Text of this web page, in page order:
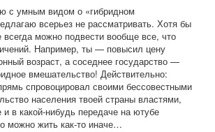
с умным видом о «гибридном
всерьез не рассматривать. Хотя бы
всегда можно подвести вообще все, что
Например, ты — повысил цену
возраст, а соседнее государство —
вмешательство! Действительно:
спровоцировал своими бессовестными
населения твоей страны властями,
в какой-нибудь передаче на ютубе
можно жить как-то иначе…